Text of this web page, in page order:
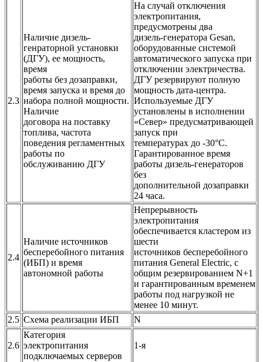
2.3
Наличие дизель-
генраторной установки
(ДГУ), ее мощность,
время
работы без дозаправки,
время запуска и время до
набора полной мощности.
Наличие
договора на поставку
топлива, частота
поведения регламентных
работы по
обслуживанию ДГУ
На случай отключения
электропитания,
предусмотрены два
дизель-генератора Gesan,
оборудованные системой
автоматического запуска при
отключении электричества.
ДГУ резервируют полную
мощность дата-центра.
Используемые ДГУ
установлены в исполнении
«Север» предусматривающей
запуск при
температурах до -30°С.
Гарантированное время
работы дизель-генераторов
без
дополнительной дозаправки
24 часа.
2.4
Наличие источников
бесперебойного питания
(ИБП) и время
автономной работы
Непрерывность
электропитания
обеспечивается кластером из
шести
источников бесперебойного
питания General Electric, с
общим резервированием N+1
и гарантированным временем
работы под нагрузкой не
менее 10 минут.
2.5 Схема реализации ИБП N
2.6
Категория
электропитания
подключаемых серверов
1-я